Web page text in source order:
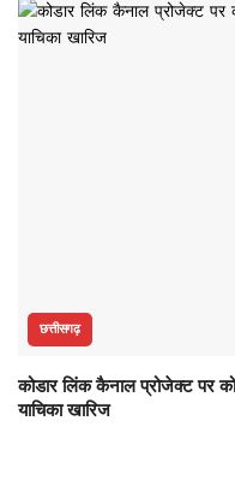
छत्तीसगढ़
कोडार लिंक कैनाल प्रोजेक्ट पर
याचिका खारिज